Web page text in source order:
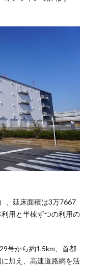
、延床面積は3万7667
用と半棟ずつの利用の
号から約1.5km、首都
加え、高速道路網を活